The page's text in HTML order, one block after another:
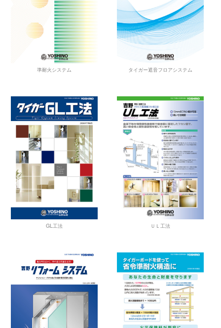
準耐火システム タイガー遮音フロアシステム
GL工法 ＵＬ工法